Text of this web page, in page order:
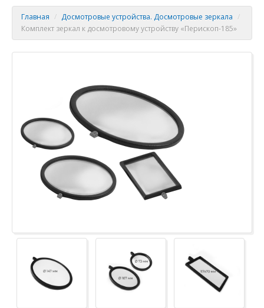
Главная / Досмотровые устройства. Досмотровые зеркала /
Комплект зеркал к досмотровому устройству «Перископ-185»